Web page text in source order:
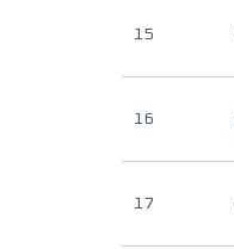
15
16
17